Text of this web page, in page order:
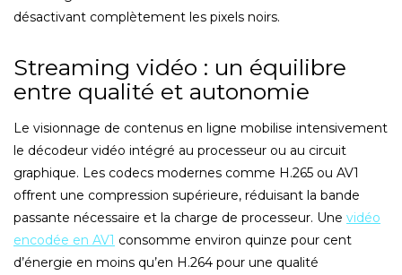
désactivant complètement les pixels noirs.
Streaming vidéo : un équilibre
entre qualité et autonomie
Le visionnage de contenus en ligne mobilise intensivement
le décodeur vidéo intégré au processeur ou au circuit
graphique. Les codecs modernes comme H.265 ou AV1
offrent une compression supérieure, réduisant la bande
passante nécessaire et la charge de processeur. Une vidéo
encodée en AV1 consomme environ quinze pour cent
d’énergie en moins qu’en H.264 pour une qualité